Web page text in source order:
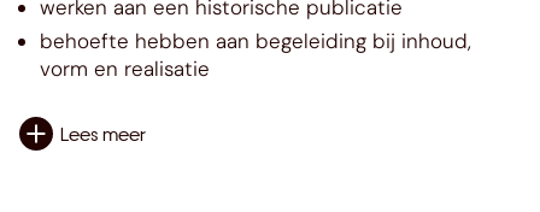
werken aan een historische publicatie
behoefte hebben aan begeleiding bij inhoud,
vorm en realisatie
Lees meer